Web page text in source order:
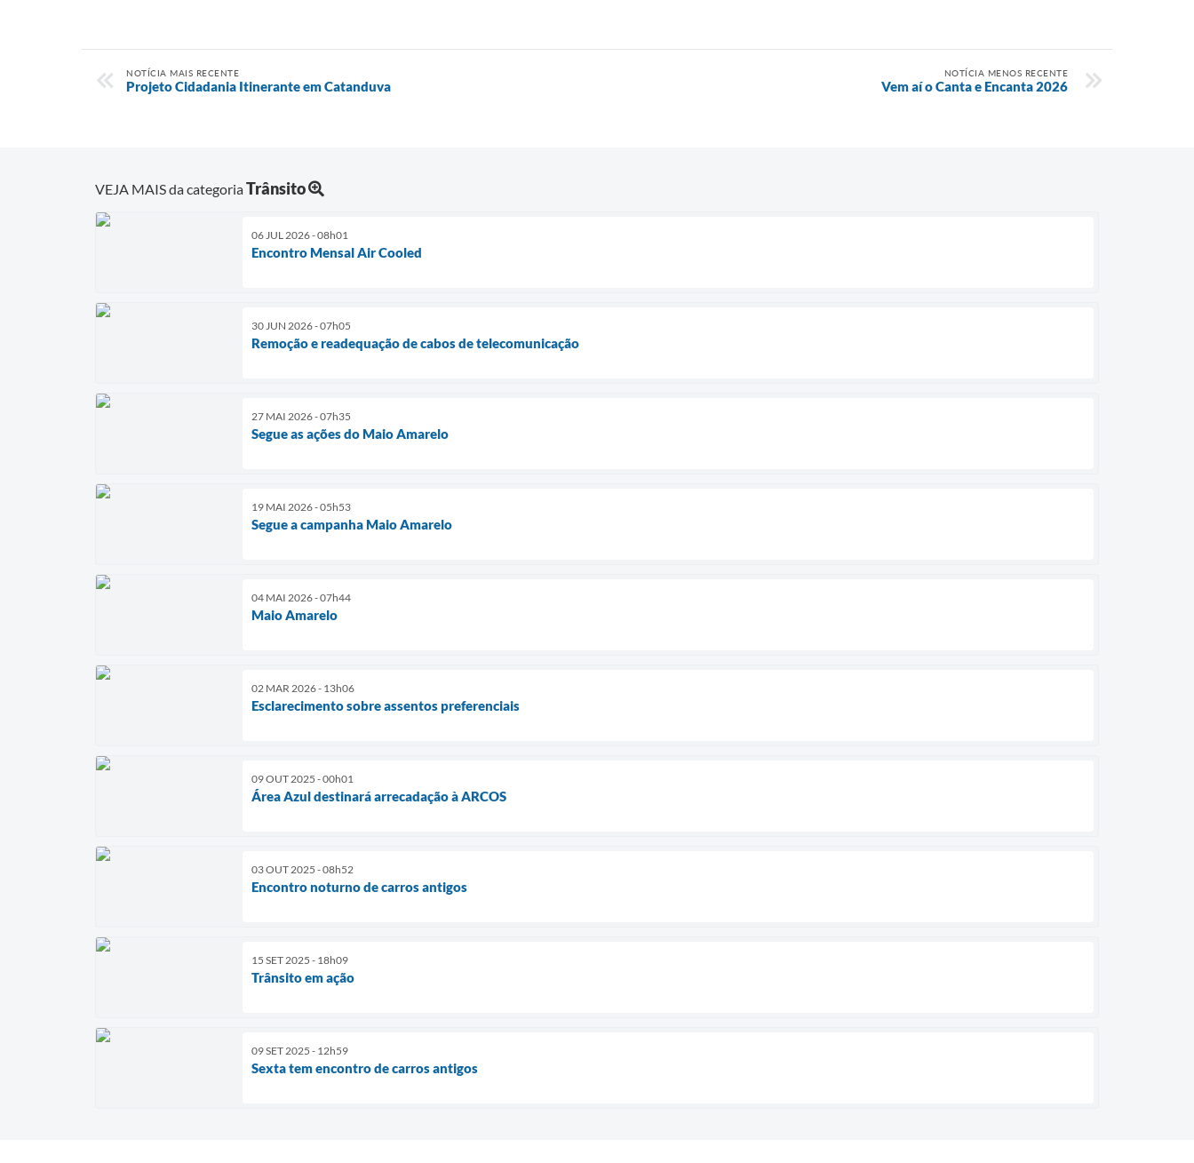
NOTÍCIA MAIS RECENTE
Projeto Cidadania Itinerante em Catanduva
NOTÍCIA MENOS RECENTE
Vem aí o Canta e Encanta 2026
VEJA MAIS da categoriaTrânsito
06 JUL 2026 - 08h01
Encontro Mensal Air Cooled
30 JUN 2026 - 07h05
Remoção e readequação de cabos de telecomunicação
27 MAI 2026 - 07h35
Segue as ações do Maio Amarelo
19 MAI 2026 - 05h53
Segue a campanha Maio Amarelo
04 MAI 2026 - 07h44
Maio Amarelo
02 MAR 2026 - 13h06
Esclarecimento sobre assentos preferenciais
09 OUT 2025 - 00h01
Área Azul destinará arrecadação à ARCOS
03 OUT 2025 - 08h52
Encontro noturno de carros antigos
15 SET 2025 - 18h09
Trânsito em ação
09 SET 2025 - 12h59
Sexta tem encontro de carros antigos